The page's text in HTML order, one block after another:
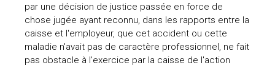
par une décision de justice passée en force de
chose jugée ayant reconnu, dans les rapports entre la
caisse et l'employeur, que cet accident ou cette
maladie n'avait pas de caractère professionnel, ne fait
pas obstacle à l'exercice par la caisse de l'action